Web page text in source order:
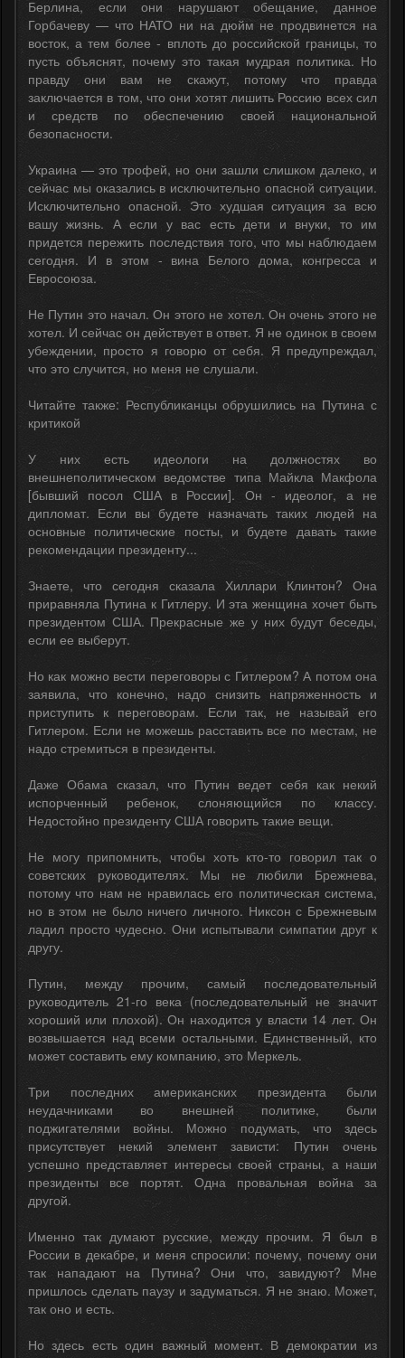
Берлина, если они нарушают обещание, данное
Горбачеву — что НАТО ни на дюйм не продвинется на
восток, а тем более - вплоть до российской границы, то
пусть объяснят, почему это такая мудрая политика. Но
правду они вам не скажут, потому что правда
заключается в том, что они хотят лишить Россию всех сил
и средств по обеспечению своей национальной
безопасности.
Украина — это трофей, но они зашли слишком далеко, и
сейчас мы оказались в исключительно опасной ситуации.
Исключительно опасной. Это худшая ситуация за всю
вашу жизнь. А если у вас есть дети и внуки, то им
придется пережить последствия того, что мы наблюдаем
сегодня. И в этом - вина Белого дома, конгресса и
Евросоюза.
Не Путин это начал. Он этого не хотел. Он очень этого не
хотел. И сейчас он действует в ответ. Я не одинок в своем
убеждении, просто я говорю от себя. Я предупреждал,
что это случится, но меня не слушали.
Читайте также: Республиканцы обрушились на Путина с
критикой
У них есть идеологи на должностях во
внешнеполитическом ведомстве типа Майкла Макфола
[бывший посол США в России]. Он - идеолог, а не
дипломат. Если вы будете назначать таких людей на
основные политические посты, и будете давать такие
рекомендации президенту...
Знаете, что сегодня сказала Хиллари Клинтон? Она
приравняла Путина к Гитлеру. И эта женщина хочет быть
президентом США. Прекрасные же у них будут беседы,
если ее выберут.
Но как можно вести переговоры с Гитлером? А потом она
заявила, что конечно, надо снизить напряженность и
приступить к переговорам. Если так, не называй его
Гитлером. Если не можешь расставить все по местам, не
надо стремиться в президенты.
Даже Обама сказал, что Путин ведет себя как некий
испорченный ребенок, слоняющийся по классу.
Недостойно президенту США говорить такие вещи.
Не могу припомнить, чтобы хоть кто-то говорил так о
советских руководителях. Мы не любили Брежнева,
потому что нам не нравилась его политическая система,
но в этом не было ничего личного. Никсон с Брежневым
ладил просто чудесно. Они испытывали симпатии друг к
другу.
Путин, между прочим, самый последовательный
руководитель 21-го века (последовательный не значит
хороший или плохой). Он находится у власти 14 лет. Он
возвышается над всеми остальными. Единственный, кто
может составить ему компанию, это Меркель.
Три последних американских президента были
неудачниками во внешней политике, были
поджигателями войны. Можно подумать, что здесь
присутствует некий элемент зависти: Путин очень
успешно представляет интересы своей страны, а наши
президенты все портят. Одна провальная война за
другой.
Именно так думают русские, между прочим. Я был в
России в декабре, и меня спросили: почему, почему они
так нападают на Путина? Они что, завидуют? Мне
пришлось сделать паузу и задуматься. Я не знаю. Может,
так оно и есть.
Но здесь есть один важный момент. В демократии из